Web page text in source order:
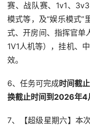
赛、战队赛、1v1、
模式等，及“娱乐模式”
式、开房间、指挥官单
1V1人机等），挂机、
效。
6、任务可完成时间截
换截止时间到2026年4
7、【超级星期六】本